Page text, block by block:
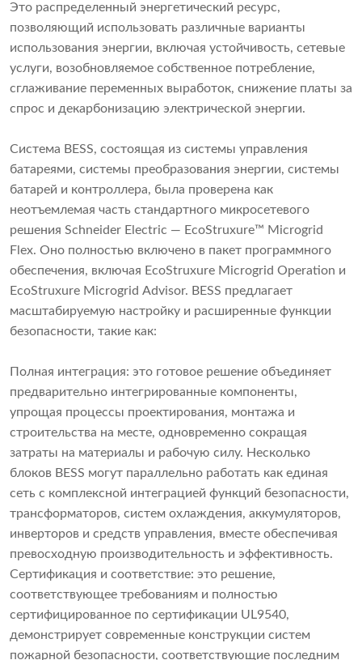
Это распределенный энергетический ресурс,
позволяющий использовать различные варианты
использования энергии, включая устойчивость, сетевые
услуги, возобновляемое собственное потребление,
сглаживание переменных выработок, снижение платы за
спрос и декарбонизацию электрической энергии.
Система BESS, состоящая из системы управления
батареями, системы преобразования энергии, системы
батарей и контроллера, была проверена как
неотъемлемая часть стандартного микросетевого
решения Schneider Electric — EcoStruxure™ Microgrid
Flex. Оно полностью включено в пакет программного
обеспечения, включая EcoStruxure Microgrid Operation и
EcoStruxure Microgrid Advisor. BESS предлагает
масштабируемую настройку и расширенные функции
безопасности, такие как:
Полная интеграция: это готовое решение объединяет
предварительно интегрированные компоненты,
упрощая процессы проектирования, монтажа и
строительства на месте, одновременно сокращая
затраты на материалы и рабочую силу. Несколько
блоков BESS могут параллельно работать как единая
сеть с комплексной интеграцией функций безопасности,
трансформаторов, систем охлаждения, аккумуляторов,
инверторов и средств управления, вместе обеспечивая
превосходную производительность и эффективность.
Сертификация и соответствие: это решение,
соответствующее требованиям и полностью
сертифицированное по сертификации UL9540,
демонстрирует современные конструкции систем
пожарной безопасности, соответствующие последним